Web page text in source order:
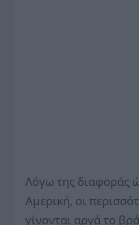
Λόγω της διαφοράς
Αμερική, οι
γίνονται αργά το